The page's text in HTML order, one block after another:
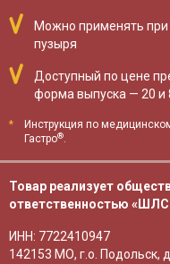
Можно применять при
пузыря
Доступный по цене
форма выпуска — 20 и
*
Инструкция по
Гастро®.
Товар реализует
ответственностью «ШЛС
ИНН: 7722410947
142153 МО, г.о. Подольск,